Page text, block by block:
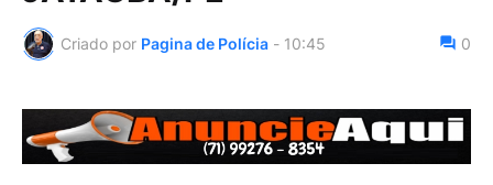
Criado por Pagina de Polícia - 10:45 0